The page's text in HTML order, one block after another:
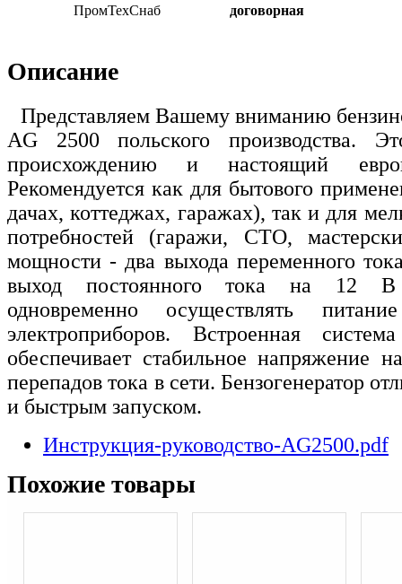
ПромТехСнаб договорная
Описание
Представляем Вашему вниманию
AG 2500 польского производства.
происхождению и настоящий
Рекомендуется как для бытового
дачах, коттеджах, гаражах), так и для
потребностей (гаражи, СТО,
мощности - два выхода переменного
выход постоянного тока на 12 В
одновременно осуществлять
электроприборов. Встроенная
обеспечивает стабильное напряжение
перепадов тока в сети. Бензогенератор
и быстрым запуском.
Инструкция-руководство-AG2500.pdf
Похожие товары